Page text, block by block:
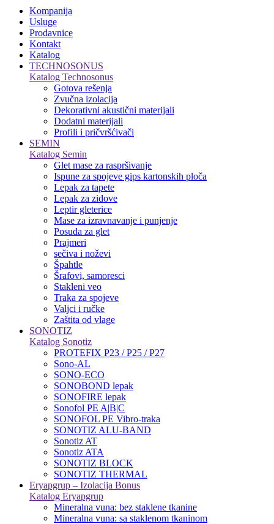
Kompanija
Usluge
Prodavnice
Kontakt
Katalog
TECHNOSONUS
Katalog Technosonus
Gotova rešenja
Zvučna izolacija
Dekorativni akustični materijali
Dodatni materijali
Profili i pričvršćivači
SEMIN
Katalog Semin
Glet mase za raspršivanje
Ispune za spojeve gips kartonskih ploča
Lepak za tapete
Lepak za zidove
Leptir gleterice
Mase za izravnavanje i punjenje
Posuda za glet
Prajmeri
sečiva i noževi
Špahtle
Šrafovi, samoresci
Stakleni veo
Traka za spojeve
Valjci i ručke
Zaštita od vlage
SONOTIZ
Katalog Sonotiz
PROTEFIX P23 / P25 / P27
Sono-AL
SONO-ECO
SONOBOND lepak
SONOFIRE lepak
Sonofol PE A|B|C
SONOFOL PE Vibro-traka
SONOTIZ ALU-BAND
Sonotiz AT
Sonotiz ATA
SONOTIZ BLOCK
SONOTIZ THERMAL
Eryapgrup – Izolacija Bonus
Katalog Eryapgrup
Mineralna vuna: bez staklene tkanine
Mineralna vuna: sa staklenom tkaninom